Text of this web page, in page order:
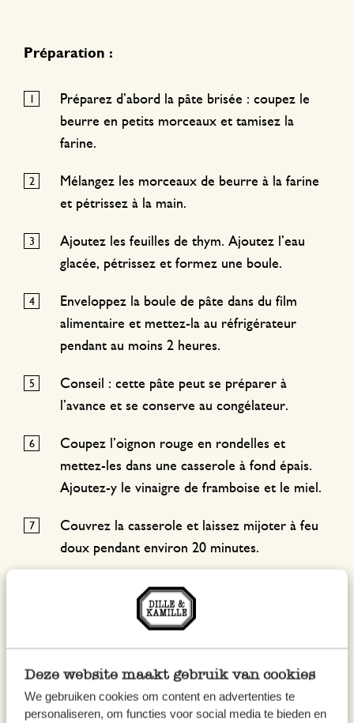
Deze website maakt gebruik van cookies
We gebruiken cookies om content en advertenties te
personaliseren, om functies voor social media te bieden en
Préparation :
Préparez d’abord la pâte brisée : coupez le
beurre en petits morceaux et tamisez la
farine.
Mélangez les morceaux de beurre à la farine
et pétrissez à la main.
Ajoutez les feuilles de thym. Ajoutez l’eau
glacée, pétrissez et formez une boule.
Enveloppez la boule de pâte dans du film
alimentaire et mettez-la au réfrigérateur
pendant au moins 2 heures.
Conseil : cette pâte peut se préparer à
l’avance et se conserve au congélateur.
Coupez l’oignon rouge en rondelles et
mettez-les dans une casserole à fond épais.
Ajoutez-y le vinaigre de framboise et le miel.
Couvrez la casserole et laissez mijoter à feu
doux pendant environ 20 minutes.
Coupez les chicons en deux dans le sens de la
Faites fondre une noisette de beurre dans une
poêle et déposez-y les chicons les uns à côté
des autres.